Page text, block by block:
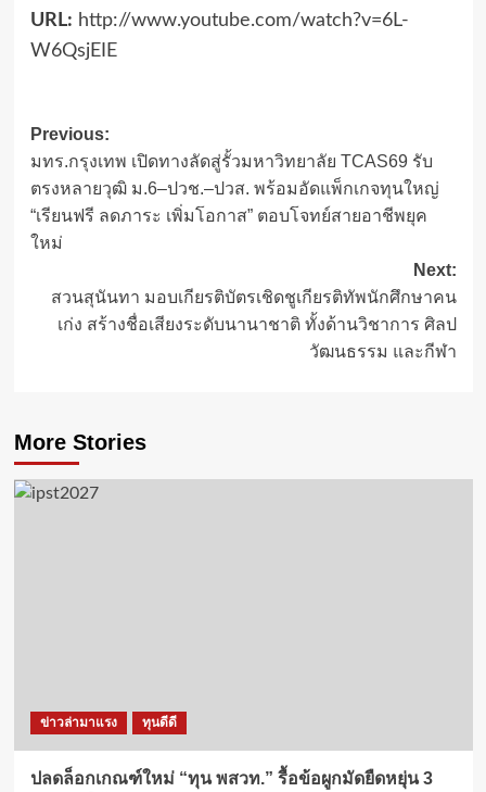
URL: http://www.youtube.com/watch?v=6L-
W6QsjEIE
Post
navigation
Previous:
มทร.กรุงเทพ เปิดทางลัดสู่รั้วมหาวิทยาลัย TCAS69 รับ
ตรงหลายวุฒิ ม.6–ปวช.–ปวส. พร้อมอัดแพ็กเกจทุนใหญ่
“เรียนฟรี ลดภาระ เพิ่มโอกาส” ตอบโจทย์สายอาชีพยุค
ใหม่
Next:
สวนสุนันทา มอบเกียรติบัตรเชิดชูเกียรติทัพนักศึกษาคน
เก่ง สร้างชื่อเสียงระดับนานาชาติ ทั้งด้านวิชาการ ศิลป
วัฒนธรรม และกีฬา
More Stories
ข่าวล่ามาแรง ทุนดีดี
ปลดล็อกเกณฑ์ใหม่ “ทุน พสวท.” รื้อข้อผูกมัดยืดหยุ่น 3